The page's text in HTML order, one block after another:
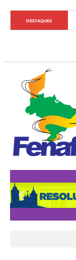
DESTAQUES